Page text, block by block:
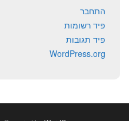
התחבר
פיד רשומות
פיד תגובות
WordPress.org